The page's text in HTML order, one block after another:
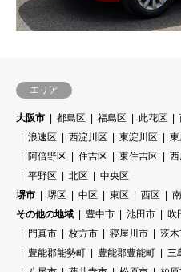
エリア
大阪市 都島区 福島区 此花区
浪速区
西淀川区 東淀川区
阿倍野区
住吉区 東住吉区
平野区
北区
中央区
堺市
堺区 中区 東区 西区
その他の地域
豊中市 池田市 吹
門真市
枚方市 寝屋川市 茨
豊能郡能勢町
豊能郡豊能町 三